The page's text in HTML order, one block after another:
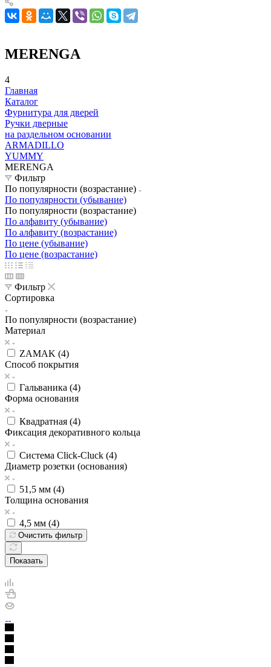
MERENGA
4
Главная
Каталог
Фурнитура для дверей
Ручки дверные
на раздельном основании
ARMADILLO
YUMMY
MERENGA
Фильтр
По популярности (возрастание)
По популярности (убывание)
По популярности (возрастание)
По алфавиту (убывание)
По алфавиту (возрастание)
По цене (убывание)
По цене (возрастание)
Фильтр
Сортировка
По популярности (возрастание)
Материал
ZAMAK (4)
Способ покрытия
Гальваника (4)
Форма основания
Квадратная (4)
Фиксация декоративного кольца
Система Click-Cluck (4)
Диаметр розетки (основания)
51,5 мм (4)
Толщина основания
4,5 мм (4)
Очистить фильтр
Показать